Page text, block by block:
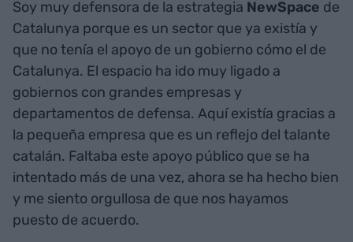
Soy muy defensora de la estrategia NewSpace de
Catalunya porque es un sector que ya existía y
que no tenía el apoyo de un gobierno cómo el de
Catalunya. El espacio ha ido muy ligado a
gobiernos con grandes empresas y
departamentos de defensa. Aquí existía gracias a
la pequeña empresa que es un reflejo del talante
catalán. Faltaba este apoyo público que se ha
intentado más de una vez, ahora se ha hecho bien
y me siento orgullosa de que nos hayamos
puesto de acuerdo.